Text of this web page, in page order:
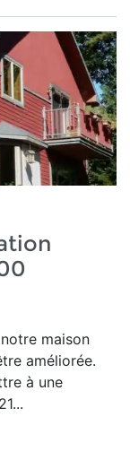
maison
améliorée.
à une